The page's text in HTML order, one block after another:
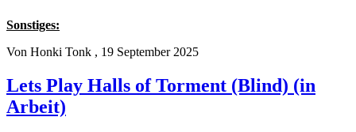
Sonstiges:
Von Honki Tonk , 19 September 2025
Lets Play Halls of Torment (Blind) (in
Arbeit)